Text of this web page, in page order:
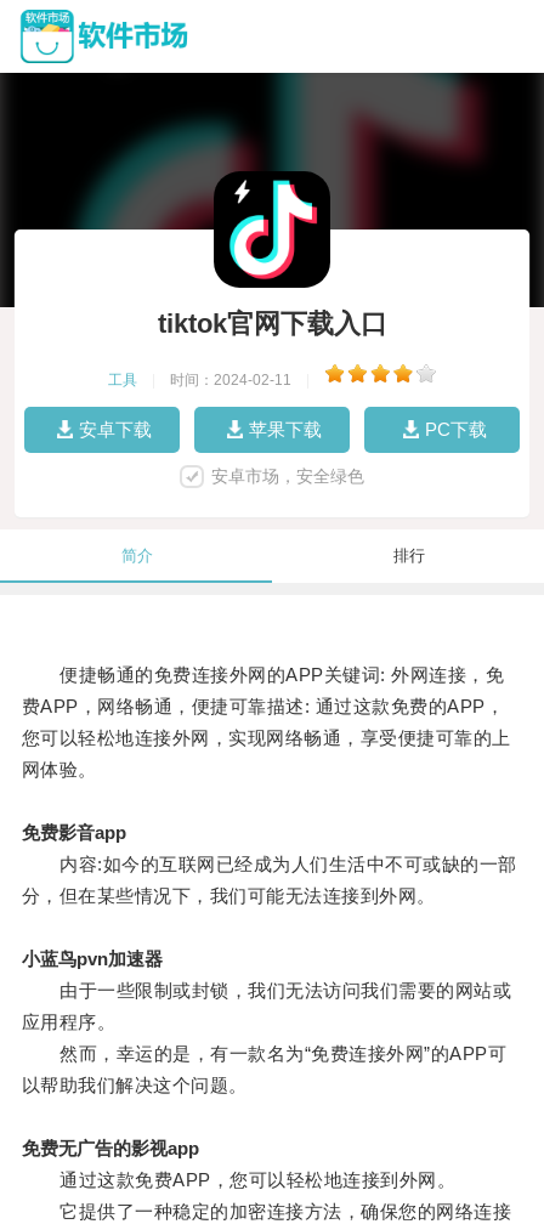
tiktok官网下载入口
工具 时间：2024-02-11
安卓下载 苹果下载 PC下载
安卓市场，安全绿色
简介 排行
便捷畅通的免费连接外网的APP关键词: 外网连接，免
费APP，网络畅通，便捷可靠描述: 通过这款免费的APP，
您可以轻松地连接外网，实现网络畅通，享受便捷可靠的上
网体验。
免费影音app
内容:如今的互联网已经成为人们生活中不可或缺的一部
分，但在某些情况下，我们可能无法连接到外网。
小蓝鸟pvn加速器
由于一些限制或封锁，我们无法访问我们需要的网站或
应用程序。
然而，幸运的是，有一款名为“免费连接外网”的APP可
以帮助我们解决这个问题。
免费无广告的影视app
通过这款免费APP，您可以轻松地连接到外网。
它提供了一种稳定的加密连接方法，确保您的网络连接